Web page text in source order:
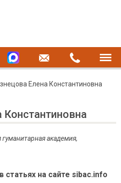
Елена Константиновна
Константиновна
гуманитарная академия,
статьях на сайте sibac.info